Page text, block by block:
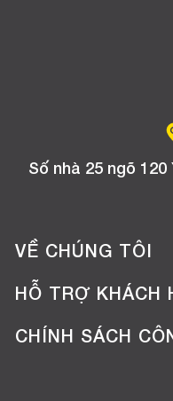
Số nhà 25 ngõ
VỀ CHÚNG TÔI
Giới thiệu công ty
Tuyển dụng
HỖ TRỢ KHÁCH
Hướng dẫn mua hàng
CHÍNH SÁCH